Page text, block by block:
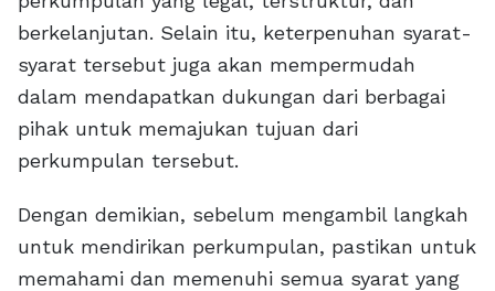
berkelanjutan. Selain itu, keterpenuhan syarat-
syarat tersebut juga akan mempermudah
dalam mendapatkan dukungan dari berbagai
pihak untuk memajukan tujuan dari
perkumpulan tersebut.
Dengan demikian, sebelum mengambil langkah
untuk mendirikan perkumpulan, pastikan untuk
memahami dan memenuhi semua syarat yang